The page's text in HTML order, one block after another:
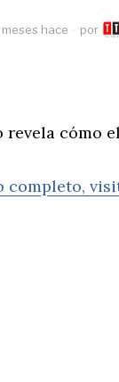
meses hace por
cómo